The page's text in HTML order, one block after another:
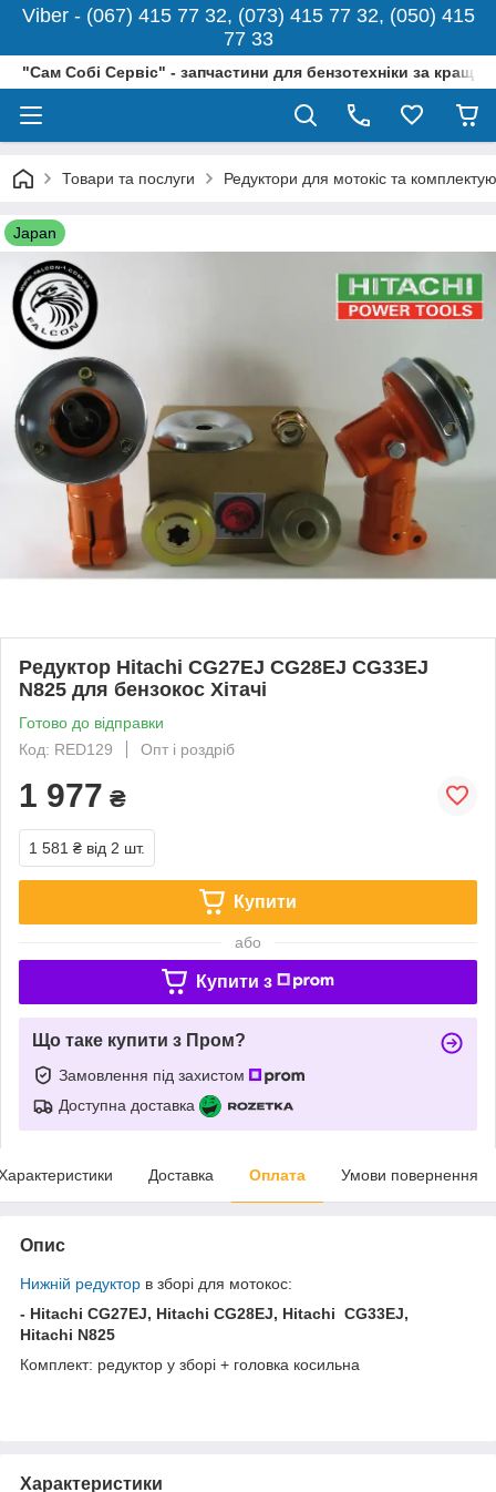
Viber - (067) 415 77 32, (073) 415 77 32, (050) 415
77 33
"Сам Собі Сервіс" - запчастини для бензотехніки за
Товари та послуги Редуктори для мотокіс та
Japan
Редуктор Hitachi CG27EJ CG28EJ CG33EJ
N825 для бензокос Хітачі
Готово до відправки
Код: RED129
Опт і роздріб
1 977 ₴
1 581 ₴ від 2 шт.
Купити
або
Купити з
Що таке купити з Пром?
Замовлення під захистом
Доступна доставка
Доставка Оплата Умови повернення
Опис
Нижній редуктор в зборі для мотокос:
- Hitachi CG27EJ, Hitachi CG28EJ, Hitachi CG33EJ,
Hitachi N825
Комплект: редуктор у зборі + головка косильна
Характеристики